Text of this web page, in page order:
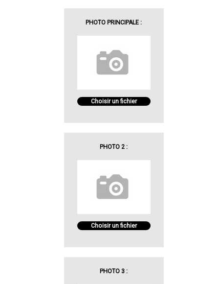
PHOTO PRINCIPALE :
Choisir un fichier
PHOTO 2 :
Choisir un fichier
PHOTO 3 :